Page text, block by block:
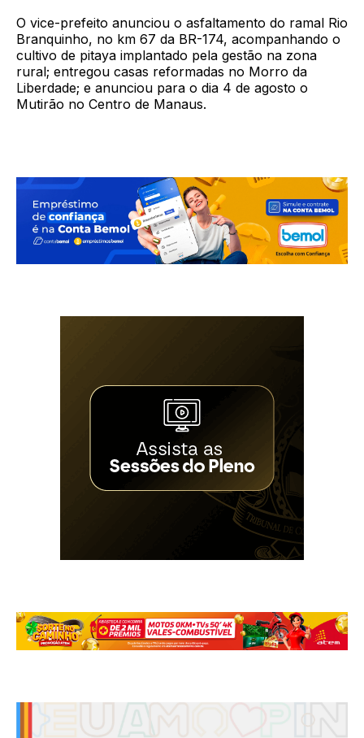
O vice-prefeito anunciou o asfaltamento do ramal Rio
Branquinho, no km 67 da BR-174, acompanhando o
cultivo de pitaya implantado pela gestão na zona
rural; entregou casas reformadas no Morro da
Liberdade; e anunciou para o dia 4 de agosto o
Mutirão no Centro de Manaus.